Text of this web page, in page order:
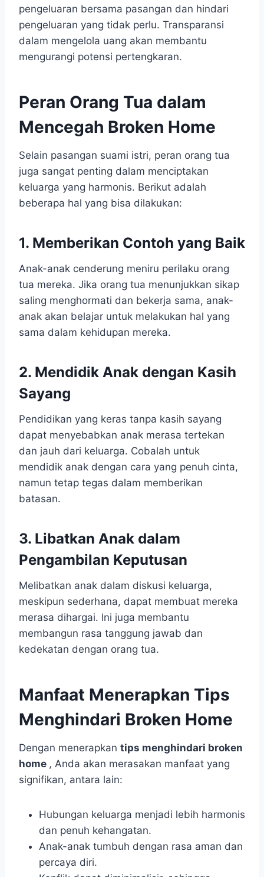
pengeluaran bersama pasangan dan hindari
pengeluaran yang tidak perlu. Transparansi
dalam mengelola uang akan membantu
mengurangi potensi pertengkaran.
Peran Orang Tua dalam
Mencegah Broken Home
Selain pasangan suami istri, peran orang tua
juga sangat penting dalam menciptakan
keluarga yang harmonis. Berikut adalah
beberapa hal yang bisa dilakukan:
1. Memberikan Contoh yang Baik
Anak-anak cenderung meniru perilaku orang
tua mereka. Jika orang tua menunjukkan sikap
saling menghormati dan bekerja sama, anak-
anak akan belajar untuk melakukan hal yang
sama dalam kehidupan mereka.
2. Mendidik Anak dengan Kasih
Sayang
Pendidikan yang keras tanpa kasih sayang
dapat menyebabkan anak merasa tertekan
dan jauh dari keluarga. Cobalah untuk
mendidik anak dengan cara yang penuh cinta,
namun tetap tegas dalam memberikan
batasan.
3. Libatkan Anak dalam
Pengambilan Keputusan
Melibatkan anak dalam diskusi keluarga,
meskipun sederhana, dapat membuat mereka
merasa dihargai. Ini juga membantu
membangun rasa tanggung jawab dan
kedekatan dengan orang tua.
Manfaat Menerapkan Tips
Menghindari Broken Home
Dengan menerapkan tips menghindari broken
home , Anda akan merasakan manfaat yang
signifikan, antara lain:
Hubungan keluarga menjadi lebih harmonis
dan penuh kehangatan.
Anak-anak tumbuh dengan rasa aman dan
percaya diri.